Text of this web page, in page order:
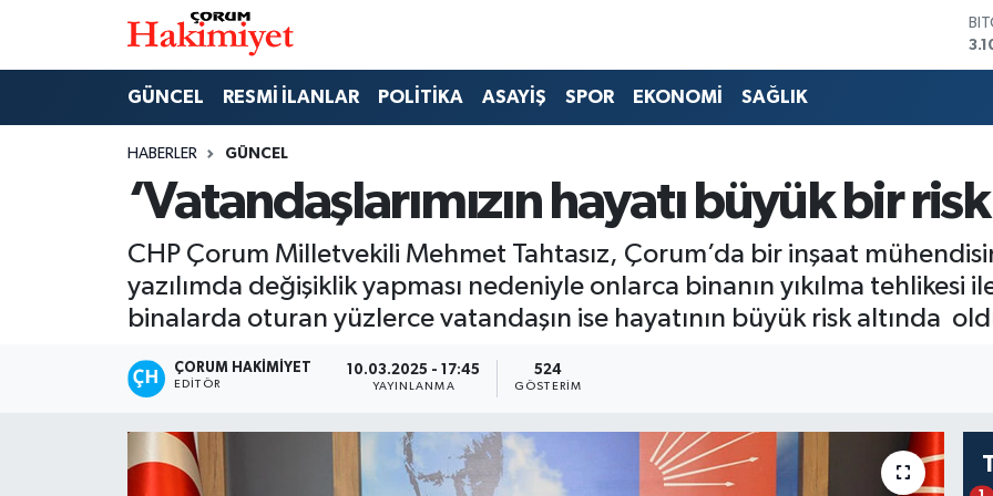
GÜNCEL RESMİ İLANLAR POLİTİKA ASAYİŞ SPOR EKONOMİ SAĞLIK
HABERLER GÜNCEL
‘Vatandaşlarımızın hayatı büyük bir
CHP Çorum Milletvekili Mehmet Tahtasız, Çorum’da bir inşaat
yazılımda değişiklik yapması nedeniyle onlarca binanın yıkılma tehlikesi
binalarda oturan yüzlerce vatandaşın ise hayatının büyük risk altında
ÇORUM HAKIMIYET
EDITÖR
10.03.2025 - 17:45
YAYINLANMA
524
GÖSTERIM
EKONOMİ
GÜNCEL
Nöbetçi Eczaneler
Çorum Namaz Vakitleri
Trafik Durumu
Süper Lig Puan Durumu ve Fikstür
Tüm Manşetler